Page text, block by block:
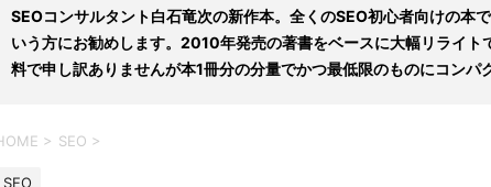
SEOコンサルタント白石竜次の新作本。全くのSEO初心者向けの本
いう方にお勧めします。2010年発売の著書をベースに大幅リライ
料で申し訳ありませんが本1冊分の分量でかつ最低限のものにコンパ
> SEO >
SEO